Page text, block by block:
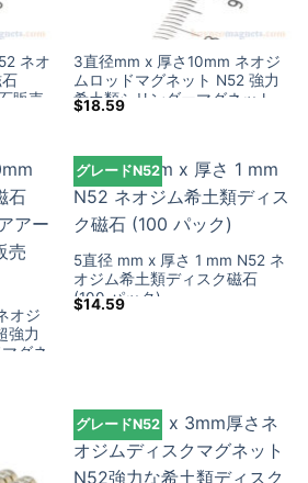
ネオ
販売
3直径mm x 厚さ10mm ネオジ
ムロッドマグネット N52 強力
希土類シリンダーマグネット
3x10mm (50 パック)
$18.59
オジ
強力
グネ
グレードN52
5直径 mm x 厚さ 1 mm N52 ネ
オジム希土類ディスク磁石
(100 パック)
$14.59
グレードN52